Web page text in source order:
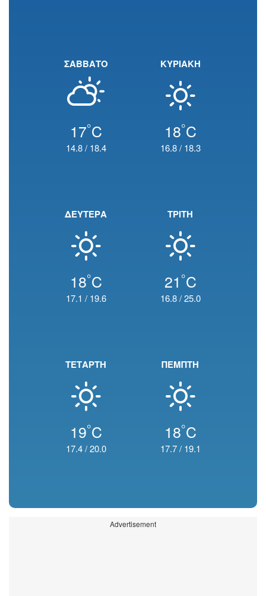
ΣΑΒΒΑΤΟ
17°C
14.8/ 18.4
ΚΥΡΙΑΚΗ
18°C
16.8/ 18.3
ΔΕΥΤΕΡΑ
18°C
17.1 / 19.6
ΤΡΙΤΗ
21 °C
16.8/25.0
ΤΕΤΑΡΤΗ
19°C
17.4/20.0
ΠΕΜΠΤΗ
18°C
17.7/ 19.1
Advertisement